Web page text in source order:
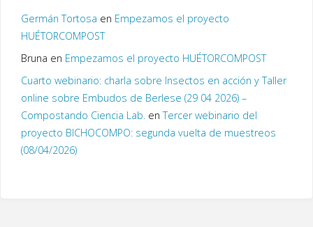
Germán Tortosa en Empezamos el proyecto
HUÉTORCOMPOST
Bruna en Empezamos el proyecto HUÉTORCOMPOST
Cuarto webinario: charla sobre Insectos en acción y Taller
online sobre Embudos de Berlese (29 04 2026) –
Compostando Ciencia Lab.enTercer webinario del
proyecto BICHOCOMPO: segunda vuelta de muestreos
(08/04/2026)